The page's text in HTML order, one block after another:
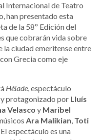
Internacional de Teatro
han presentado esta
de la 58º Edición del
que cobrarán vida sobre
la ciudad emeritense entre
Grecia como eje
Hélade, espectáculo
y protagonizado por Lluís
Velasco y Maribel
Ara Malikian, Toti
El espectáculo es una